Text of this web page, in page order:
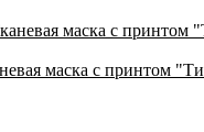
маска с принтом